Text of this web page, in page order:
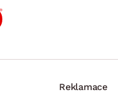
Reklamace